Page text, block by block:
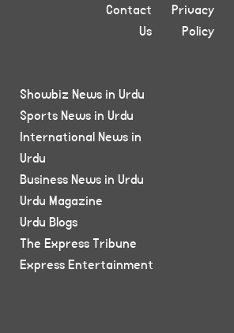
Privacy
Policy
Contact
Us
Showbiz News in Urdu
Sports News in Urdu
International News in
Urdu
Business News in Urdu
Urdu Magazine
Urdu Blogs
The Express Tribune
Express Entertainment